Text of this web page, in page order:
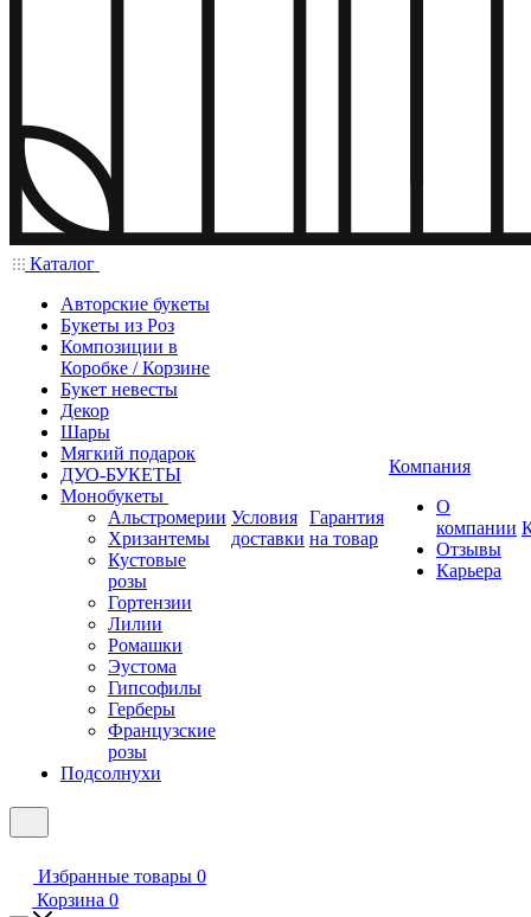
Каталог
Авторские букеты
Букеты из Роз
Композиции в
Коробке / Корзине
Букет невесты
Декор
Шары
Мягкий подарок
ДУО-БУКЕТЫ
Монобукеты
Альстромерии
Хризантемы
Кустовые
розы
Гортензии
Лилии
Ромашки
Эустома
Гипсофилы
Герберы
Французские
розы
Подсолнухи
Условия
доставки
Гарантия
на товар
Компания
О
компании
Отзывы
Карьера
Избранные товары 0
Корзина 0